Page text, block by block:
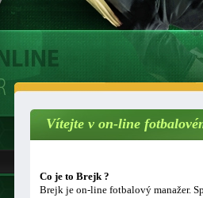
Vítejte v on-line
Co je to Brejk ?
Brejk je on-line fotbalový manažer.